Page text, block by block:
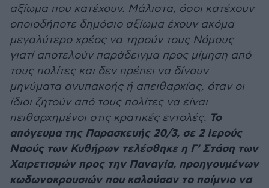
αξίωμα που κατέχουν. Μάλιστα, όσοι κατέχουν
οποιοδήποτε δημόσιο αξίωμα έχουν ακόμα
μεγαλύτερο χρέος να τηρούν τους Νόμους
γιατί αποτελούν παράδειγμα προς μίμηση από
τους πολίτες και δεν πρέπει να δίνουν
μηνύματα ανυπακοής ή απειθαρχίας, όταν οι
ίδιοι ζητούν από τους πολίτες να είναι
πειθαρχημένοι στις κρατικές εντολές. Το
απόγευμα της Παρασκευής 20/3, σε 2 Ιερούς
Ναούς των Κυθήρων τελέσθηκε η Γ’ Στάση των
Χαιρετισμών προς την Παναγία, προηγουμένων
κωδωνοκρουσιών που καλούσαν το ποίμνιο να